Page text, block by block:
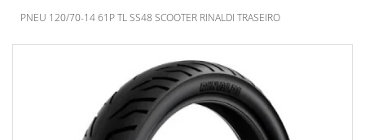
PNEU 120/70-14 61P TL SS48 SCOOTER RINALDI TRASEIRO